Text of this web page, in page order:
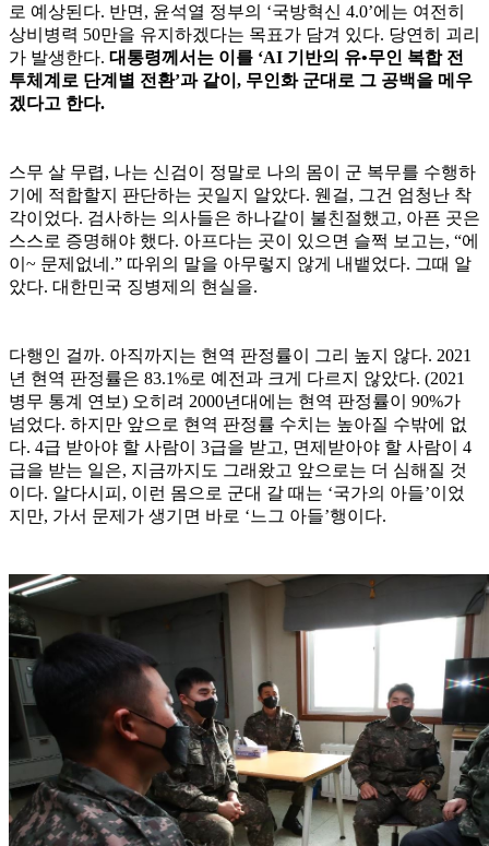
로 예상된다. 반면, 윤석열 정부의 ‘국방혁신 4.0’에는 여전히
상비병력 50만을 유지하겠다는 목표가 담겨 있다. 당연히 괴리
가 발생한다. 대통령께서는 이를 ‘AI 기반의 유•무인 복합 전
투체계로 단계별 전환’과 같이, 무인화 군대로 그 공백을 메우
겠다고 한다.
스무 살 무렵, 나는 신검이 정말로 나의 몸이 군 복무를 수행하
기에 적합할지 판단하는 곳일지 알았다. 웬걸, 그건 엄청난 착
각이었다. 검사하는 의사들은 하나같이 불친절했고, 아픈 곳은
스스로 증명해야 했다. 아프다는 곳이 있으면 슬쩍 보고는, “에
이~ 문제없네.” 따위의 말을 아무렇지 않게 내뱉었다. 그때 알
았다. 대한민국 징병제의 현실을.
다행인 걸까. 아직까지는 현역 판정률이 그리 높지 않다. 2021
년 현역 판정률은 83.1%로 예전과 크게 다르지 않았다. (2021
병무 통계 연보) 오히려 2000년대에는 현역 판정률이 90%가
넘었다. 하지만 앞으로 현역 판정률 수치는 높아질 수밖에 없
다. 4급 받아야 할 사람이 3급을 받고, 면제받아야 할 사람이 4
급을 받는 일은, 지금까지도 그래왔고 앞으로는 더 심해질 것
이다. 알다시피, 이런 몸으로 군대 갈 때는 ‘국가의 아들’이었
지만, 가서 문제가 생기면 바로 ‘느그 아들’행이다.